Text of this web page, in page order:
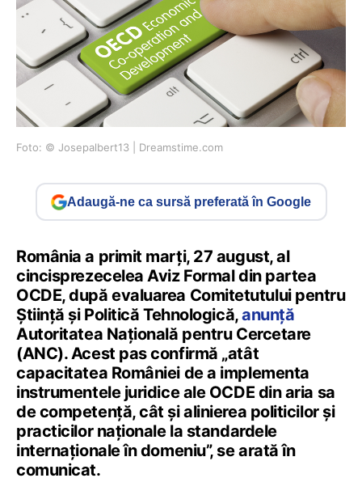
Foto: © Josepalbert13 | Dreamstime.com
Adaugă-ne ca sursă preferată în Google
România a primit marți, 27 august, al
cincisprezecelea Aviz Formal din partea
OCDE, după evaluarea Comitetutului pentru
Știință și Politică Tehnologică,anunță
Autoritatea Națională pentru Cercetare
(ANC). Acest pas confirmă „atât
capacitatea României de a implementa
instrumentele juridice ale OCDE din aria sa
de competență, cât și alinierea politicilor și
practicilor naționale la standardele
internaționale în domeniu”, se arată în
comunicat.